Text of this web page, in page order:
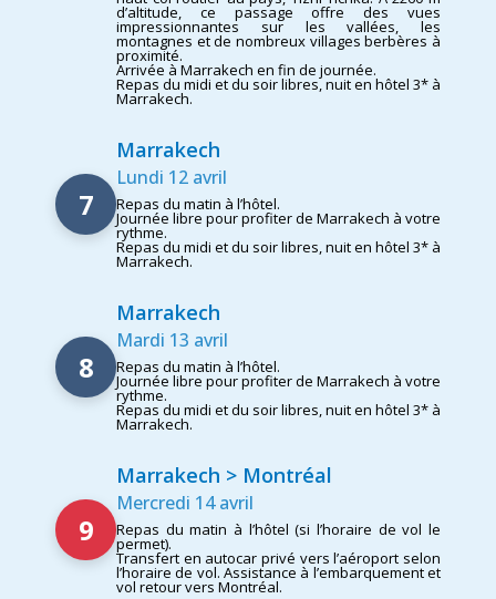
d’altitude, ce passage offre des vues
impressionnantes sur les vallées, les
montagnes et de nombreux villages berbères à
proximité.
Arrivée à Marrakech en fin de journée.
Repas du midi et du soir libres, nuit en hôtel 3* à
Marrakech.
7
Marrakech
Lundi 12 avril
Repas du matin à l’hôtel.
Journée libre pour profiter de Marrakech à votre
rythme.
Repas du midi et du soir libres, nuit en hôtel 3* à
Marrakech.
8
Marrakech
Mardi 13 avril
Repas du matin à l’hôtel.
Journée libre pour profiter de Marrakech à votre
rythme.
Repas du midi et du soir libres, nuit en hôtel 3* à
Marrakech.
9
Marrakech > Montréal
Mercredi 14 avril
Repas du matin à l’hôtel (si l’horaire de vol le
permet).
Transfert en autocar privé vers l’aéroport selon
l’horaire de vol. Assistance à l’embarquement et
vol retour vers Montréal.